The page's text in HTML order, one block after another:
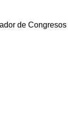
de Congresos